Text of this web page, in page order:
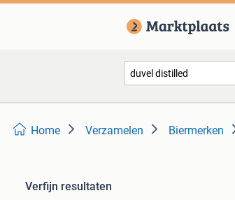
Home Verzamelen Biermerken
Verfijn resultaten